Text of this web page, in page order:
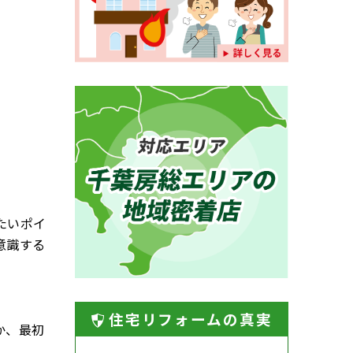
いポイ
識する
、最初
住宅リフォームの真実